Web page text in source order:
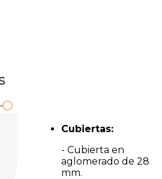
Cubiertas:
- Cubierta en
aglomerado de 28
mm.